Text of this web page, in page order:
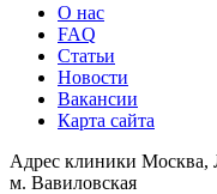
О нас
FAQ
Статьи
Новости
Вакансии
Карта сайта
Адрес клиники Москва,
м. Вавиловская